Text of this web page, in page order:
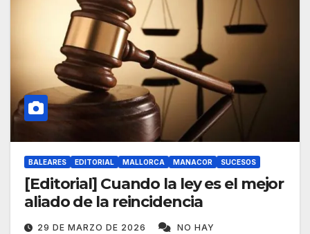
BALEARES EDITORIAL MALLORCA MANACOR SUCESOS
[Editorial] Cuando la ley es el mejor
aliado de la reincidencia
29 DE MARZO DE 2026
NO HAY